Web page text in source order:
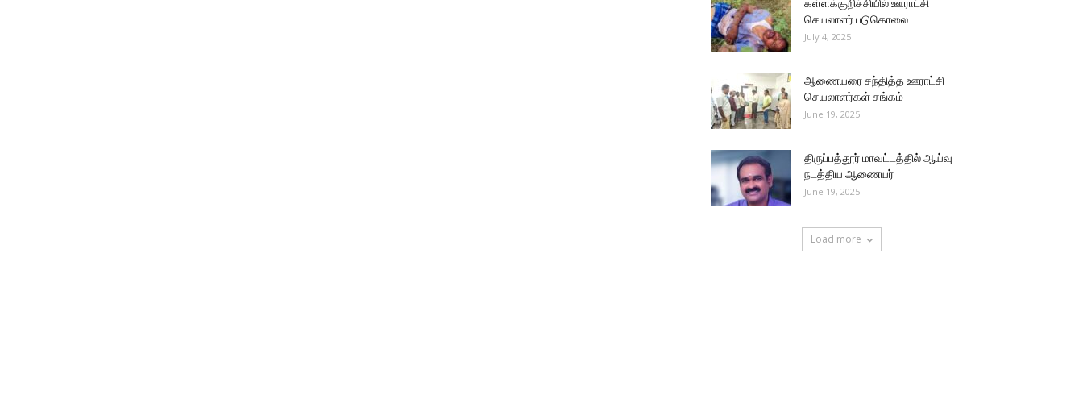
கள்ளக்குறிச்சியில் ஊராட்சி
செயலாளர் படுகொலை
July 4, 2025
ஆணையரை சந்தித்த ஊராட்சி
செயலாளர்கள் சங்கம்
June 19, 2025
திருப்பத்தூர் மாவட்டத்தில் ஆய்வு
நடத்திய ஆணையர்
June 19, 2025
Load more